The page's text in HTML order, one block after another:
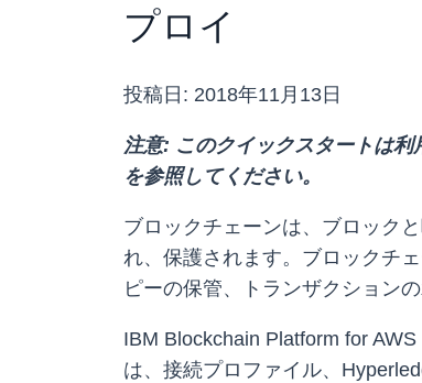
プロイ
投稿日: 2018年11月13日
注意: このクイックスタートは利
を参照してください。
ブロックチェーンは、ブロック
れ、保護されます。ブロックチ
ピーの保管、トランザクション
IBM Blockchain Platform for
は、接続プロファイル、